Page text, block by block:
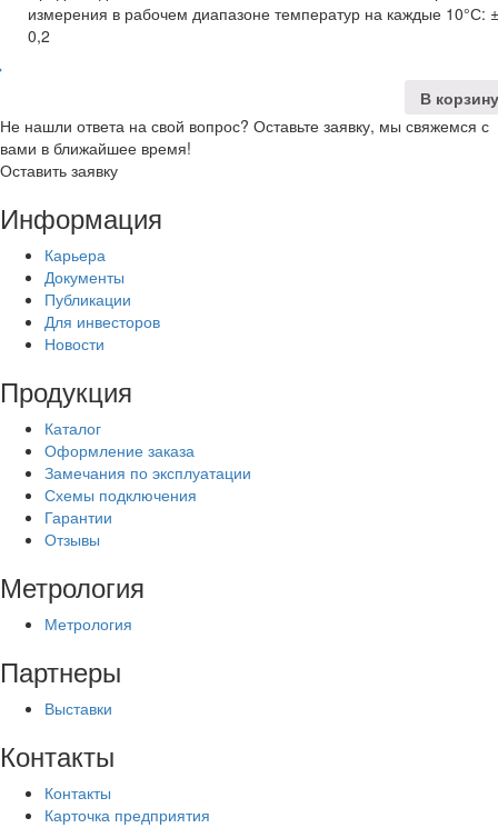
измерения в рабочем диапазоне температур на каждые 10°С: ±
0,2
В корзину
Не нашли ответа на свой вопрос? Оставьте заявку, мы свяжемся с
вами в ближайшее время!
Оставить заявку
Информация
Карьера
Документы
Публикации
Для инвесторов
Новости
Продукция
Каталог
Оформление заказа
Замечания по эксплуатации
Схемы подключения
Гарантии
Отзывы
Метрология
Метрология
Партнеры
Выставки
Контакты
Контакты
Карточка предприятия